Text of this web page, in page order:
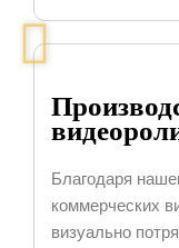
Благодаря
коммерческих
визуально